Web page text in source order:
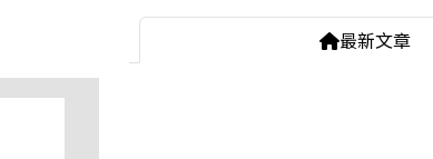
最新文章